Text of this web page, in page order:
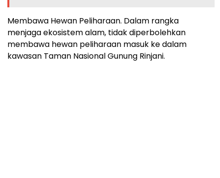
Membawa Hewan Peliharaan. Dalam rangka
menjaga ekosistem alam, tidak diperbolehkan
membawa hewan peliharaan masuk ke dalam
kawasan Taman Nasional Gunung Rinjani.